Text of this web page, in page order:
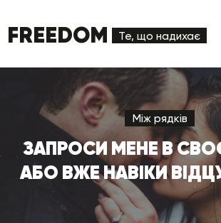
FREEDOM Те, що надихає
Між рядків
ЗАПРОСИ МЕНЕ В
АБО ВЖЕ НАВІКИ